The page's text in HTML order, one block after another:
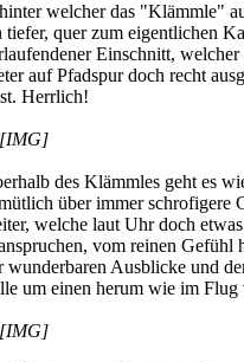
welcher das "Klämmle"
tiefer, quer zum eigentlichen
Einschnitt, welcher
auf Pfadspur doch recht
Herrlich!
des Klämmles geht es
über immer schrofigere
welche laut Uhr doch
vom reinen Gefühl
wunderbaren Ausblicke und
um einen herum wie im Flug